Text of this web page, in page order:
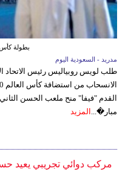
بطولة كأس
مدريد - السعودية اليوم
طلب لويس روبياليس رئيس الاتحاد
القدم "فيفا" منح ملعب الحسن
مبار�...
المزيد
مركب دوائي تجريبي يعيد